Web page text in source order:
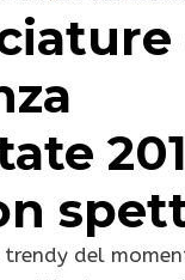
trendy del